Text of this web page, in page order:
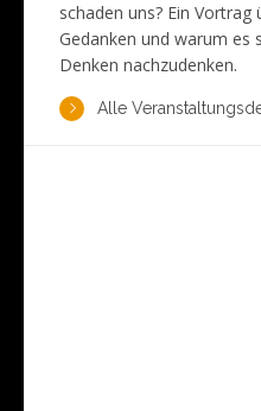
schaden uns? Ein
Gedanken und warum es
Denken nachzudenken.
Alle